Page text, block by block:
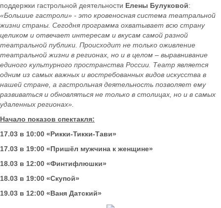
поддержки гастрольной деятельности Елены Булуковой:
«Большие гастроли» - это кровеносная система театральной
жизни страны. Сегодня программа охватывает всю страну
целиком и отвечает интересам и вкусам самой разной
театральной публики. Происходит не только оживление
театральной жизни в регионах, но и в целом – выравнивание
единого культурного пространства России. Театр является
одним из самых важных и востребованных видов искусства в
нашей стране, а гастрольная деятельность позволяет ему
развиваться и обновляться не только в столицах, но и в самых
удаленных регионах».
Начало показов спектакля:
17.03 в 10:00 «Рикки-Тикки-Тави»
17.03 в 19:00 «Пришёл мужчина к женщине»
18.03 в 12:00 «Финтифлюшки»
18.03 в 19:00 «Скупой»
19.03 в 12:00 «Ваня Датский»